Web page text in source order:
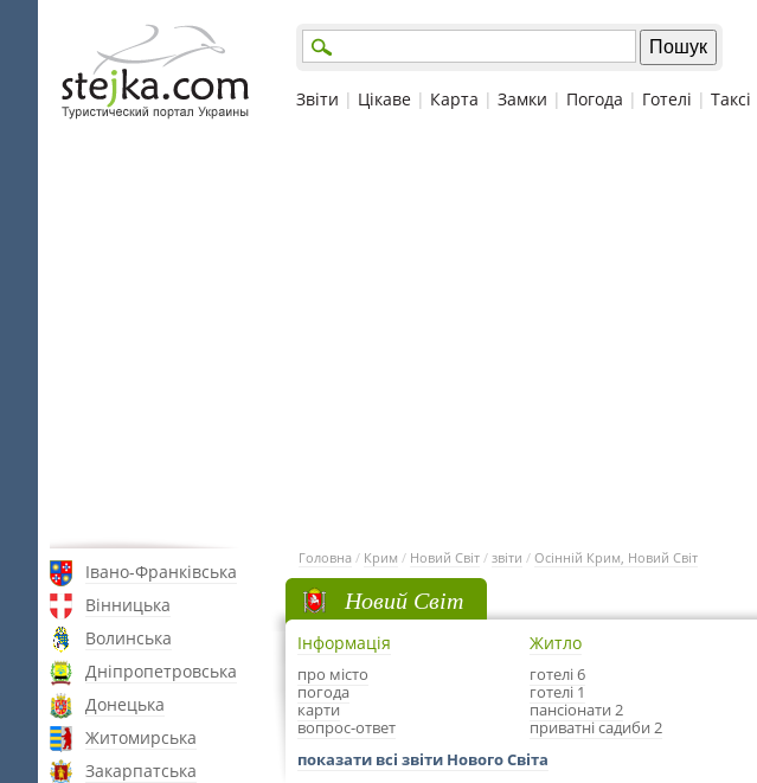
Звіти | Цікаве | Карта | Замки | Погода | Готелі | Таксі
Івано-Франківська
Вінницька
Волинська
Дніпропетровська
Донецька
Житомирська
Закарпатська
Головна / Крим / Новий Світ / звіти / Осінній Крим, Новий Світ
Новий Світ
Інформація
про місто
погода
карти
вопрос-ответ
Житло
готелі 6
готелі 1
пансіонати 2
приватні садиби 2
показати всі звіти Нового Світа